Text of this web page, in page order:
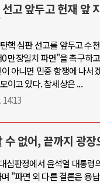
고 앞두고 헌재 앞
핵 심판 선고를 앞두고 수
만장일치 파면"을 촉구하
아니면 민중 항쟁에 나서
이고 있다. 참세상은 ...
14:13
수 없어, 끝까지 광
판정에서 윤석열 대통
"파면 외 다른 결론은 용